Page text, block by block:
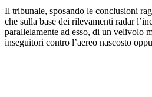
Il tribunale, sposando le conclusioni
che sulla base dei rilevamenti radar
parallelamente ad esso, di un velivolo
inseguitori contro l’aereo nascosto